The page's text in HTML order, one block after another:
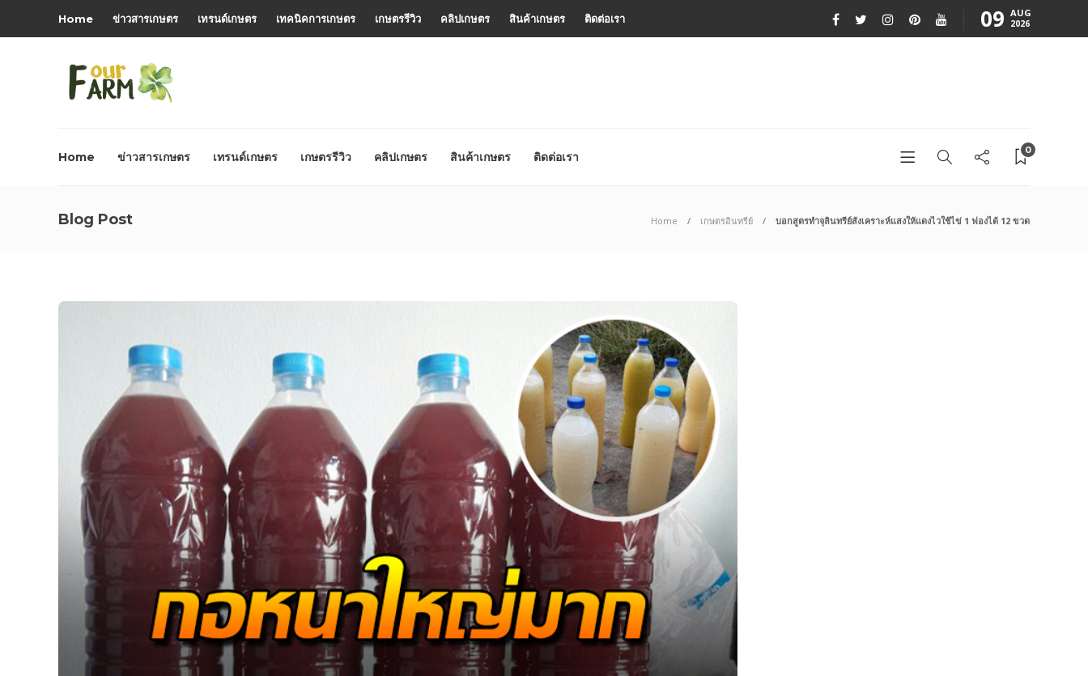
Home ข่าวสารเกษตร เทรนด์เกษตร เทคนิคการเกษตร เกษตรรีวิว คลิปเกษตร สินค้าเกษตร ติดต่อเรา 09 AUG
2026
Home ข่าวสารเกษตร เทรนด์เกษตร เกษตรรีวิว คลิปเกษตร สินค้าเกษตร ติดต่อเรา 0
Blog Post Home เกษตรอินทรีย์ บอกสูตรทำจุลินทรีย์สังเคราะห์แสงให้แดงไวใช้ไข่ 1 ฟองได้ 12 ขวด